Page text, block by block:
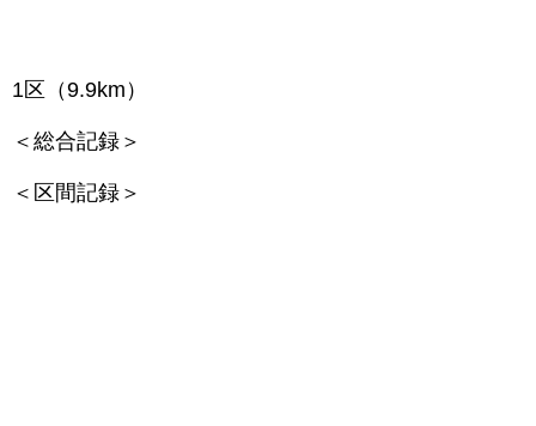
1区（9.9km）
＜総合記録＞
＜区間記録＞